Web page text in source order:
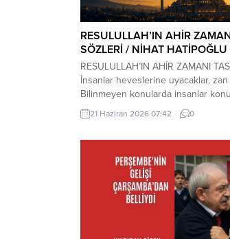
RESULULLAH’IN AHİR
SÖZLERİ / NİHAT HATİPOĞLU
RESULULLAH’IN AHİR ZAMANI
İnsanlar heveslerine uyacaklar,
Bilinmeyen konularda insanlar
dini bilmemek çoğalacak. Çocuk
azalacak. Dost dosta
yıldızların etkili olduğuna
edilecek. Kıyamet...
21 Haziran 2026 07:42 0